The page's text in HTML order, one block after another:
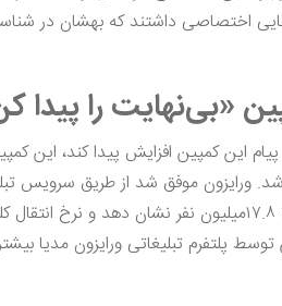
«بی‌نهایت را پیدا
این کمپین افزایش پیدا کند، این
ورایزون موفق شد از طریق سرویس
پلتفرم تبلیغاتی ورایزون مدیا